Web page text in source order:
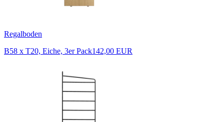
Regalboden
B58 x T20, Eiche, 3er Pack142,00 EUR